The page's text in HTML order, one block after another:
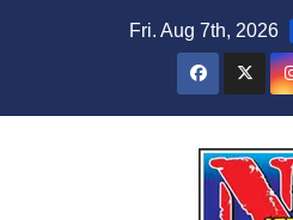
Fri. Aug 7th, 2026